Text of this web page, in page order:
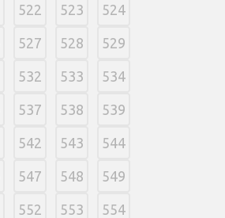
522 523 524
527 528 529
532 533 534
537 538 539
542 543 544
547 548 549
552 553 554